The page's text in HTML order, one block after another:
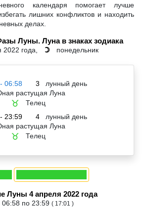
календаря помогает лучше
лишних конфликтов и находить
делах.
Луны. Луна в знаках зодиака
2022 года, ☽ понедельник
06:58 3 лунный день
растущая Луна
♉
Телец
23:59
4 лунный день
растущая Луна
♉ Телец
Луны 4 апреля 2022 года
06:58 по 23:59 ( 17:01 )